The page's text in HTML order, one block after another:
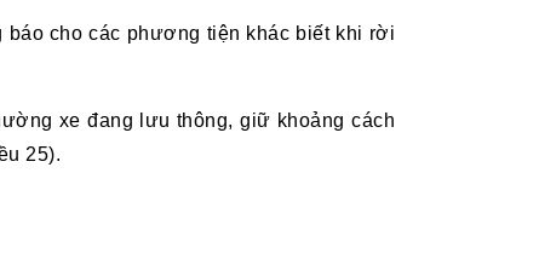
cho các phương tiện khác biết khi rời
xe đang lưu thông, giữ khoảng cách
25).